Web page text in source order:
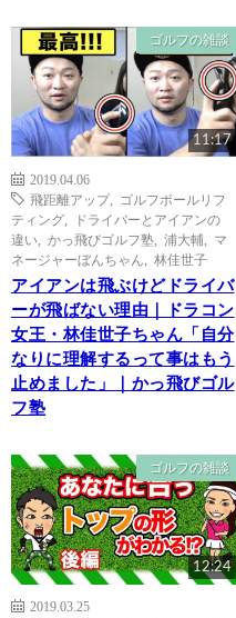
ゴルフの雑談
11:17
2019.04.06
飛距離アップ, ゴルフボールリフ
ティング
ドライバーとアイアンの
違い
かっ飛びゴルフ塾 浦大輔
マ
ネージャーぼんちゃん
林佳世子
アイアンは飛ぶけどドライバ
ーが飛ばない理由｜ドラコン
女王・林佳世子ちゃん「自分
なりに理解するって事はもう
止めました」｜かっ飛びゴル
フ塾
ゴルフの雑談
12:24
2019.03.25